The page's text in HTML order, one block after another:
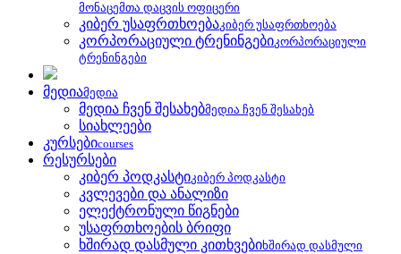
მონაცემთა დაცვის ოფიცერი
კიბერ უსაფრთხოებაკიბერ უსაფრთხოება
კორპორაციული ტრენინგებიკორპორაციული
ტრენინგები
მედიამედია
მედია ჩვენ შესახებმედია ჩვენ შესახებ
სიახლეები
კურსებიcourses
რესურსები
კიბერ პოდკასტიკიბერ პოდკასტი
კვლევები და ანალიზი
ელექტრონული წიგნები
უსაფრთხოების ბრიფი
ხშირად დასმული კითხვებიხშირად დასმული